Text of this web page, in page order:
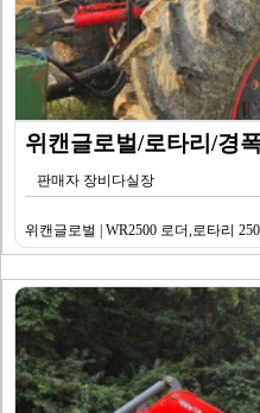
판매자 장비다실장
위캔글로벌 | WR2500 로더,로타리